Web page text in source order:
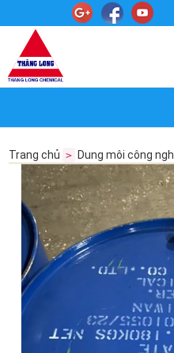
Trang chủ > Dung môi công